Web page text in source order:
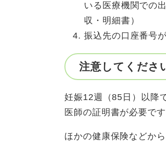
いる医療機関での
収・明細書）
振込先の口座番号
注意してくださ
妊娠12週（85日）以降
医師の証明書が必要です
ほかの健康保険などか